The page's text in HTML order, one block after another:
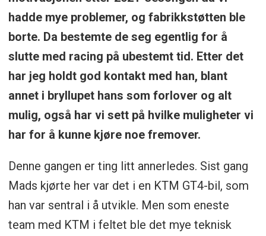
hadde mye problemer, og fabrikkstøtten ble
borte. Da bestemte de seg egentlig for å
slutte med racing på ubestemt tid. Etter det
har jeg holdt god kontakt med han, blant
annet i bryllupet hans som forlover og alt
mulig, også har vi sett på hvilke muligheter vi
har for å kunne kjøre noe fremover.
Denne gangen er ting litt annerledes. Sist gang
Mads kjørte her var det i en KTM GT4-bil, som
han var sentral i å utvikle. Men som eneste
team med KTM i feltet ble det mye teknisk